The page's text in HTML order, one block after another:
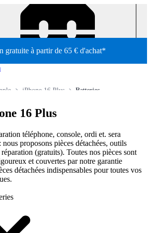
gratuite à partir de 65 € d'achat*
Batteries
iPhone 16 Plus
16 Plus
téléphone, console, ordi et. sera
nous proposons pièces détachées, outils
(gratuits). Toutes nos pièces sont
et couvertes par notre garantie
détachées indispensables pour toutes vos